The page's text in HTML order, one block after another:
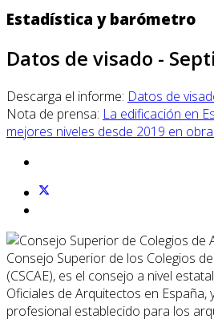
Estadística y barómetro
Datos de visado -
Descarga el informe: Datos de
Nota de prensa: La edificación en
mejores niveles desde 2019 en
Consejo Superior de los Colegios
(CSCAE), es el consejo a nivel
Oficiales de Arquitectos en España,
profesional establecido para los